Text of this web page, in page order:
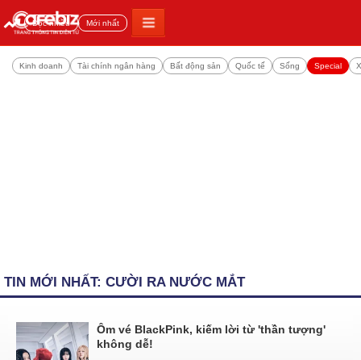
Đọc nhiều Mới nhất
Kinh doanh Tài chính ngân hàng Bất động sản Quốc tế Sống Special
TIN MỚI NHẤT: CƯỜI RA NƯỚC MẮT
Ôm vé BlackPink, kiếm lời từ 'thần tượng'
không dễ!